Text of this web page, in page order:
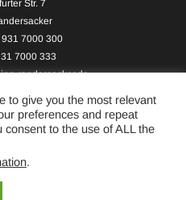
Str. 7
7000 300
7000 333
randersacker.de
- All Rights Reserved.
to give you the most relevant
preferences and repeat
consent to the use of ALL the
.